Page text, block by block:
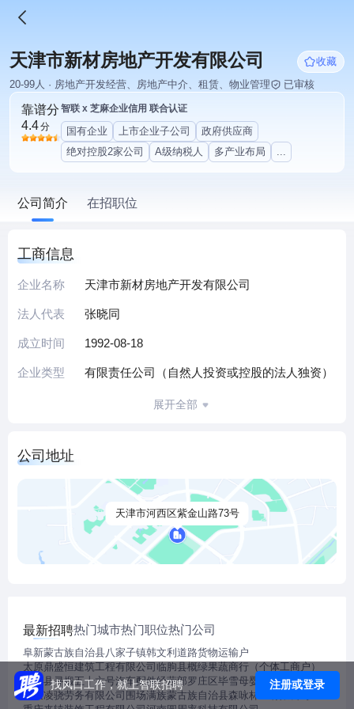
天津市新材房地产开发有限公司
收藏
20-99人 · 房地产开发经营、房地产中介、租赁、物业管理
已审核
靠谱分
4.4分
智联 x 芝麻企业信用 联合认证
国有企业 上市企业子公司
政府供应商
绝对控股2家公司
A级纳税人 多产业布局 ...
公司简介 在招职位
工商信息
企业名称 天津市新材房地产开发有限公司
法人代表 张晓同
成立时间 1992-08-18
企业类型 有限责任公司（自然人投资或控股的法人独资）
展开全部
公司地址
天津市河西区紫金山路73号
最新招聘热门城市热门职位热门公司
阜新蒙古族自治县八家子镇韩文利道路货物运输户
太原鼎盛恒建筑工程有限公司 临朐县概绿果蔬商行（个体工商户）
宝应县寻煅五十六号汽车配件经营部罗庄区毕雪母婴用品店
重庆凌骁劳务有限公司 围场满族蒙古族自治县森咏林业有限公司
找风口工作，就上智联招聘 注册或登录